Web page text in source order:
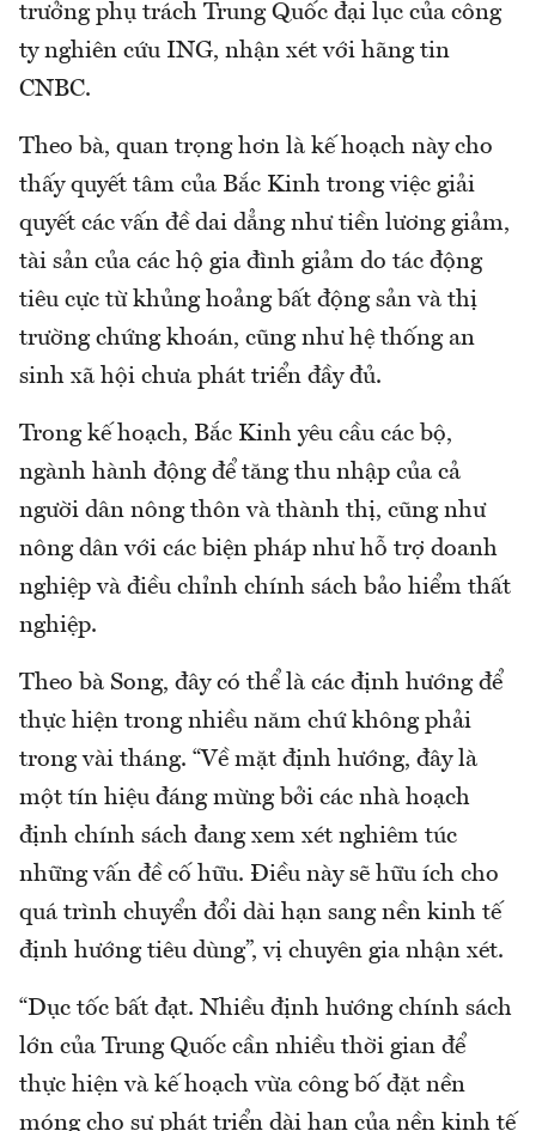
trưởng phụ trách Trung Quốc đại lục của công
ty nghiên cứu ING, nhận xét với hãng tin
CNBC.
Theo bà, quan trọng hơn là kế hoạch này cho
thấy quyết tâm của Bắc Kinh trong việc giải
quyết các vấn đề dai dẳng như tiền lương giảm,
tài sản của các hộ gia đình giảm do tác động
tiêu cực từ khủng hoảng bất động sản và thị
trường chứng khoán, cũng như hệ thống an
sinh xã hội chưa phát triển đầy đủ.
Trong kế hoạch, Bắc Kinh yêu cầu các bộ,
ngành hành động để tăng thu nhập của cả
người dân nông thôn và thành thị, cũng như
nông dân với các biện pháp như hỗ trợ doanh
nghiệp và điều chỉnh chính sách bảo hiểm thất
nghiệp.
Theo bà Song, đây có thể là các định hướng để
thực hiện trong nhiều năm chứ không phải
trong vài tháng. “Về mặt định hướng, đây là
một tín hiệu đáng mừng bởi các nhà hoạch
định chính sách đang xem xét nghiêm túc
những vấn đề cố hữu. Điều này sẽ hữu ích cho
quá trình chuyển đổi dài hạn sang nền kinh tế
định hướng tiêu dùng”, vị chuyên gia nhận xét.
“Dục tốc bất đạt. Nhiều định hướng chính sách
lớn của Trung Quốc cần nhiều thời gian để
thực hiện và kế hoạch vừa công bố đặt nền
móng cho sự phát triển dài hạn của nền kinh tế